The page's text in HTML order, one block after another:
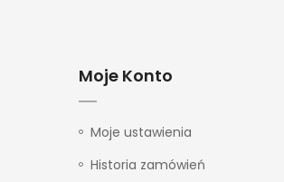
Moje Konto
Moje ustawienia
Historia zamówień